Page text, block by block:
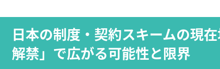
日本の制度・契約スキームの現
解禁」で広がる可能性と限界